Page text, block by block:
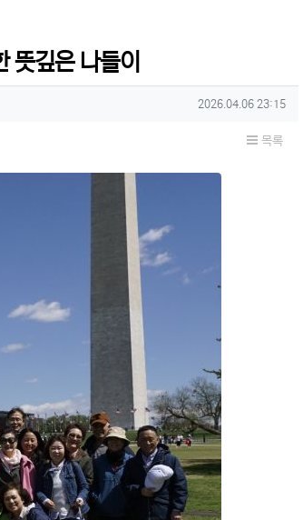
깊은 나들이
작성일
2026.04.06 23:15
목록